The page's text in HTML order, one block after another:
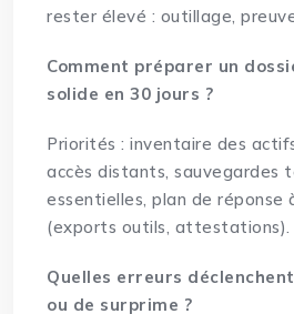
rester élevé : outillage,
Comment préparer un
solide en 30 jours ?
Priorités : inventaire des
accès distants, sauvegardes
essentielles, plan de réponse
(exports outils, attestations).
Quelles erreurs
ou de surprime ?